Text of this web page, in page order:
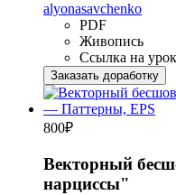
alyonasavchenko
PDF
Живопись
Ссылка на урок
Заказать доработку
800₽
Векторный
нарциссы"